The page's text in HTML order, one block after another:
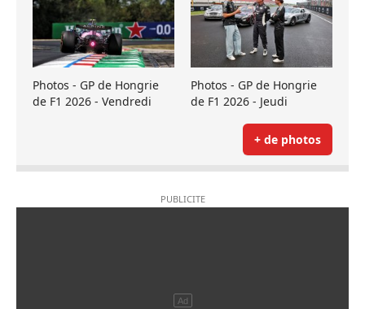
Photos - GP de Hongrie
de F1 2026 - Vendredi
Photos - GP de Hongrie
de F1 2026 - Jeudi
+ de photos